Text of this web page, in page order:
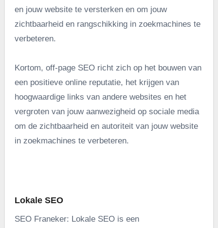
en jouw website te versterken en om jouw
zichtbaarheid en rangschikking in zoekmachines te
verbeteren.
Kortom, off-page SEO richt zich op het bouwen van
een positieve online reputatie, het krijgen van
hoogwaardige links van andere websites en het
vergroten van jouw aanwezigheid op sociale media
om de zichtbaarheid en autoriteit van jouw website
in zoekmachines te verbeteren.
Lokale SEO
SEO Franeker: Lokale SEO is een